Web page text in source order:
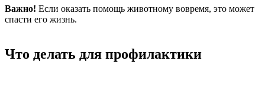
Важно! Если оказать помощь животному вовремя, это может
спасти его жизнь.
Что делать для профилактики